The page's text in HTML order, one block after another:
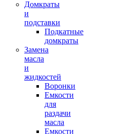
Домкраты
и
подставки
Подкатные
домкраты
Замена
масла
и
жидкостей
Воронки
Емкости
для
раздачи
масла
Емкости